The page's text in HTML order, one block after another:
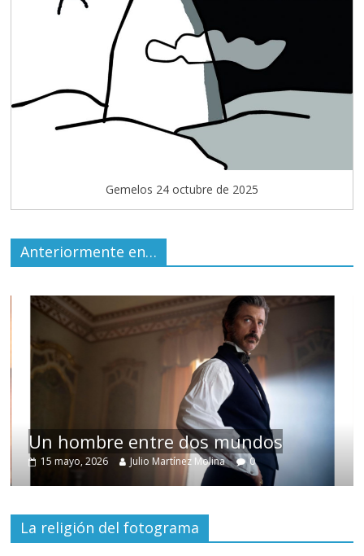
Gemelos 24 octubre de 2025
Anteriormente en…
Un hombre entre dos mundos
15 mayo, 2026 Julio Martínez Molina 0
La religión del fotograma